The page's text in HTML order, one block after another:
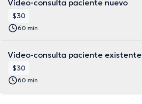
Vídeo-consulta paciente nuevo
$30
60 min
Vídeo-consulta paciente existente
$30
60 min